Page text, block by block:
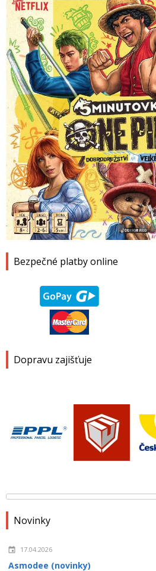
Bezpečné platby online
Dopravu zajišťuje
Novinky
17.04.2026
Asmodee (novinky)